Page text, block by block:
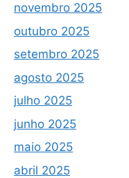
novembro 2025
outubro 2025
setembro 2025
agosto 2025
julho 2025
junho 2025
maio 2025
abril 2025